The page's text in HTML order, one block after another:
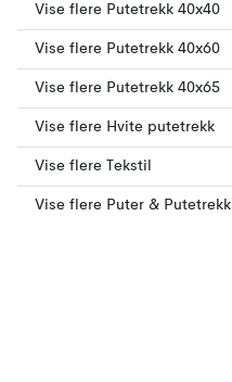
Vise flere Putetrekk 40x40
Vise flere Putetrekk 40x60
Vise flere Putetrekk 40x65
Vise flere Hvite putetrekk
Vise flere Tekstil
Vise flere Puter & Putetrekk